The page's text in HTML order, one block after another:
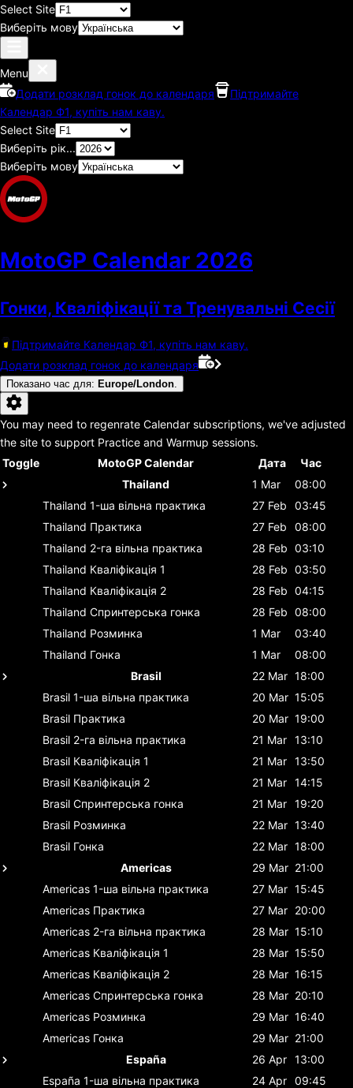
Select Site
Виберіть мову
Menu
Додати розклад гонок до календаря
Підтримайте
Календар Ф1, купіть нам каву.
Select Site
Виберіть рік...
Виберіть мову
MotoGP Calendar 2026
Гонки, Кваліфікації та Тренувальні Сесії
Підтримайте Календар Ф1, купіть нам каву.
Додати розклад гонок до календаря
Показано час для: Europe/London
You may need to regenrate Calendar subscriptions, we've adjusted
the site to support Practice and Warmup sessions.
Toggle
MotoGP Calendar Дата
Час
Thailand
1 Mar
08:00
Thailand 1-ша вільна практика 27 Feb
03:45
Thailand Практика 27 Feb
08:00
Thailand 2-га вільна практика 28 Feb 03:10
Thailand Кваліфікація 1 28 Feb 03:50
Thailand Кваліфікація 2 28 Feb 04:15
Thailand Спринтерська гонка 28 Feb 08:00
Thailand Розминка 1 Mar
03:40
Thailand Гонка 1 Mar
08:00
Brasil
22 Mar 18:00
Brasil 1-ша вільна практика 20 Mar 15:05
Brasil Практика 20 Mar 19:00
Brasil 2-га вільна практика 21 Mar 13:10
Brasil Кваліфікація 1 21 Mar 13:50
Brasil Кваліфікація 2 21 Mar 14:15
Brasil Спринтерська гонка 21 Mar 19:20
Brasil Розминка 22 Mar 13:40
Brasil Гонка 22 Mar 18:00
Americas
29 Mar 21:00
Americas 1-ша вільна практика 27 Mar 15:45
Americas Практика 27 Mar 20:00
Americas 2-га вільна практика 28 Mar 15:10
Americas Кваліфікація 1 28 Mar 15:50
Americas Кваліфікація 2 28 Mar 16:15
Americas Спринтерська гонка 28 Mar 20:10
Americas Розминка 29 Mar 16:40
Americas Гонка 29 Mar 21:00
España
26 Apr 13:00
España 1-ша вільна практика 24 Apr 09:45